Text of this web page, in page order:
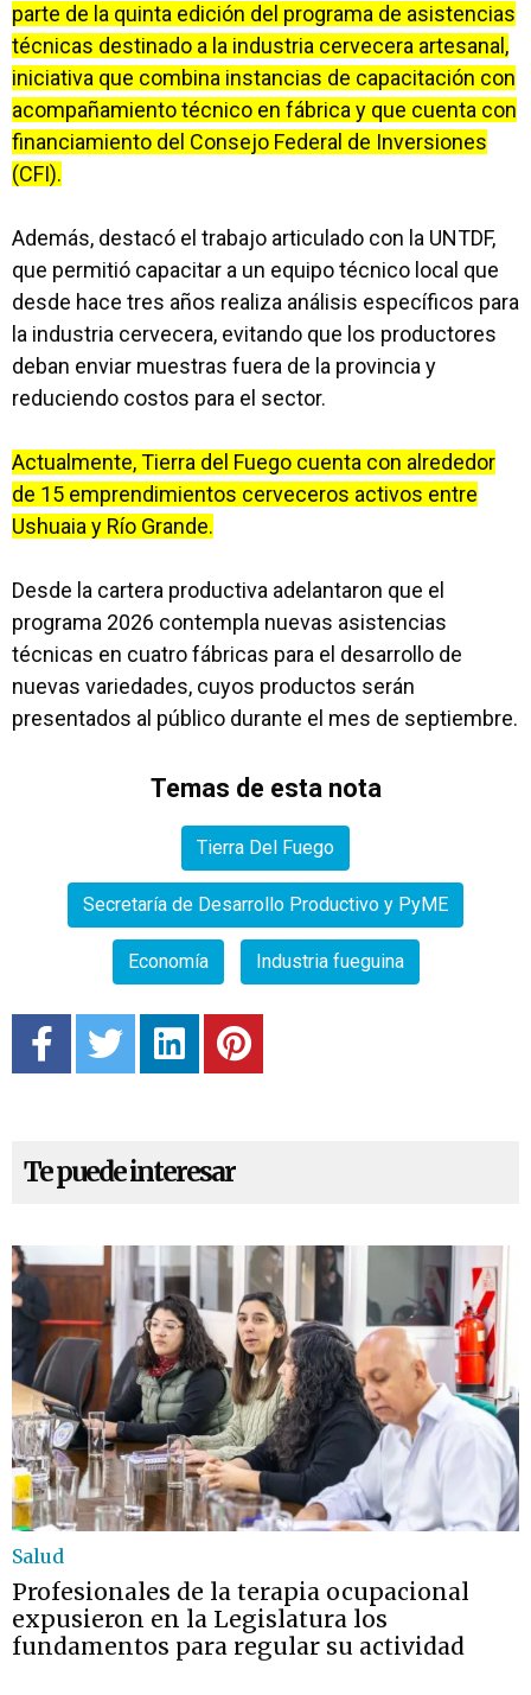
parte de la quinta edición del programa de asistencias
técnicas destinado a la industria cervecera artesanal,
iniciativa que combina instancias de capacitación con
acompañamiento técnico en fábrica y que cuenta con
financiamiento del Consejo Federal de Inversiones
(CFI).
Además, destacó el trabajo articulado con la UNTDF,
que permitió capacitar a un equipo técnico local que
desde hace tres años realiza análisis específicos para
la industria cervecera, evitando que los productores
deban enviar muestras fuera de la provincia y
reduciendo costos para el sector.
Actualmente, Tierra del Fuego cuenta con alrededor
de 15 emprendimientos cerveceros activos entre
Ushuaia y Río Grande.
Desde la cartera productiva adelantaron que el
programa 2026 contempla nuevas asistencias
técnicas en cuatro fábricas para el desarrollo de
nuevas variedades, cuyos productos serán
presentados al público durante el mes de septiembre.
Temas de esta nota
Tierra Del Fuego
Secretaría de Desarrollo Productivo y PyME
Economía Industria fueguina
Te puede interesar
Salud
Profesionales de la terapia ocupacional
expusieron en la Legislatura los
fundamentos para regular su actividad